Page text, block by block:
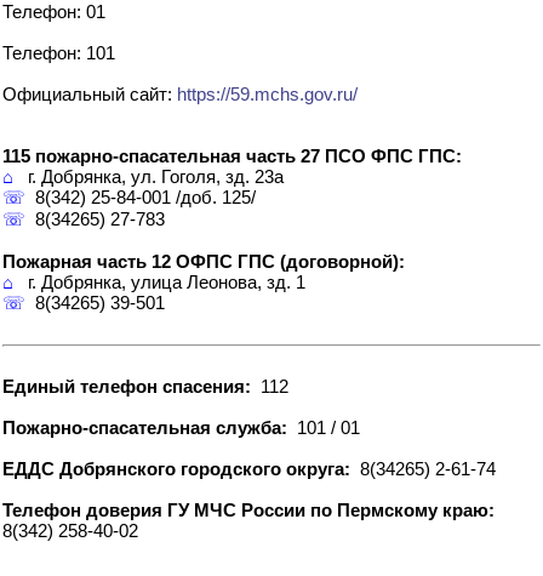
Телефон: 01
Телефон: 101
Официальный сайт: https://59.mchs.gov.ru/
115 пожарно-спасательная часть 27 ПСО ФПС ГПС:
⌂ г. Добрянка, ул. Гоголя, зд. 23а
☏ 8(342) 25-84-001 /доб. 125/
☏ 8(34265) 27-783
Пожарная часть 12 ОФПС ГПС (договорной):
⌂ г. Добрянка, улица Леонова, зд. 1
☏ 8(34265) 39-501
Единый телефон спасения: 112
Пожарно-спасательная служба: 101 / 01
ЕДДС Добрянского городского округа: 8(34265) 2-61-74
Телефон доверия ГУ МЧС России по Пермскому краю:
8(342) 258-40-02